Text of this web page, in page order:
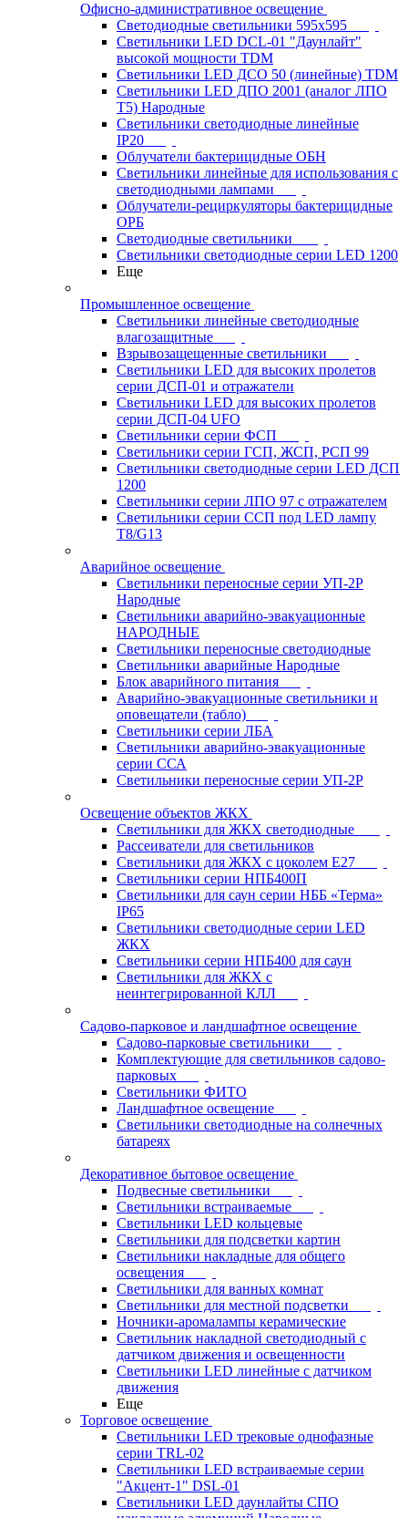
Офисно-административное освещение
Светодиодные светильники 595x595
Светильники LED DCL-01 "Даунлайт"
высокой мощности TDM
Светильники LED ДСО 50 (линейные) TDM
Светильники LED ДПО 2001 (аналог ЛПО
Т5) Народные
Светильники светодиодные линейные
IP20
Облучатели бактерицидные ОБН
Светильники линейные для использования с
светодиодными лампами
Облучатели-рециркуляторы бактерицидные
ОРБ
Светодиодные светильники
Светильники светодиодные серии LED 1200
Еще
Промышленное освещение
Светильники линейные светодиодные
влагозащитные
Взрывозащещенные светильники
Светильники LED для высоких пролетов
серии ДСП-01 и отражатели
Светильники LED для высоких пролетов
серии ДСП-04 UFO
Светильники серии ФСП
Светильники серии ГСП, ЖСП, РСП 99
Светильники светодиодные серии LED ДСП
1200
Светильники серии ЛПО 97 с отражателем
Светильники серии ССП под LED лампу
T8/G13
Аварийное освещение
Светильники переносные серии УП-2Р
Народные
Светильники аварийно-эвакуационные
НАРОДНЫЕ
Светильники переносные светодиодные
Светильники аварийные Народные
Блок аварийного питания
Аварийно-эвакуационные светильники и
оповещатели (табло)
Светильники серии ЛБА
Светильники аварийно-эвакуационные
серии ССА
Светильники переносные серии УП-2Р
Освещение объектов ЖКХ
Светильники для ЖКХ светодиодные
Рассеиватели для светильников
Светильники для ЖКХ с цоколем Е27
Светильники серии НПБ400П
Светильники для саун серии НББ «Терма»
IP65
Светильники светодиодные серии LED
ЖКХ
Светильники серии НПБ400 для саун
Светильники для ЖКХ с
неинтегрированной КЛЛ
Садово-парковое и ландшафтное освещение
Садово-парковые светильники
Комплектующие для светильников садово-
парковых
Светильники ФИТО
Ландшафтное освещение
Светильники светодиодные на солнечных
батареях
Декоративное бытовое освещение
Подвесные светильники
Светильники встраиваемые
Светильники LED кольцевые
Светильники для подсветки картин
Светильники накладные для общего
освещения
Светильники для ванных комнат
Светильники для местной подсветки
Ночники-аромалампы керамические
Светильник накладной светодиодный с
датчиком движения и освещенности
Светильники LED линейные с датчиком
движения
Еще
Торговое освещение
Светильники LED трековые однофазные
серии TRL-02
Светильники LED встраиваемые серии
"Акцент-1" DSL-01
Светильники LED даунлайты СПО